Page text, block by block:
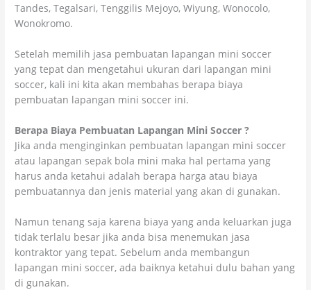
Tandes, Tegalsari, Tenggilis Mejoyo, Wiyung, Wonocolo,
Wonokromo.
Setelah memilih jasa pembuatan lapangan mini soccer
yang tepat dan mengetahui ukuran dari lapangan mini
soccer, kali ini kita akan membahas berapa biaya
pembuatan lapangan mini soccer ini.
Berapa Biaya Pembuatan Lapangan Mini Soccer ?
Jika anda menginginkan pembuatan lapangan mini soccer
atau lapangan sepak bola mini maka hal pertama yang
harus anda ketahui adalah berapa harga atau biaya
pembuatannya dan jenis material yang akan di gunakan.
Namun tenang saja karena biaya yang anda keluarkan juga
tidak terlalu besar jika anda bisa menemukan jasa
kontraktor yang tepat. Sebelum anda membangun
lapangan mini soccer, ada baiknya ketahui dulu bahan yang
di gunakan.